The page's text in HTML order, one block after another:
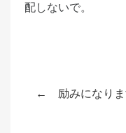
配しないで。
← 励みになりま